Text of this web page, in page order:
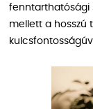
fenntarthatósági
mellett a hosszú